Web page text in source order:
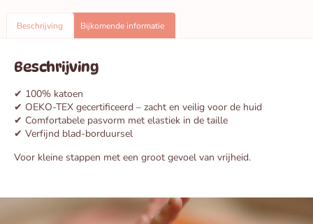
Beschrijving Bijkomende informatie
Beschrijving
✔ 100% katoen
✔ OEKO-TEX gecertificeerd – zacht en veilig voor de huid
✔ Comfortabele pasvorm met elastiek in de taille
✔ Verfijnd blad-borduursel
Voor kleine stappen met een groot gevoel van vrijheid.